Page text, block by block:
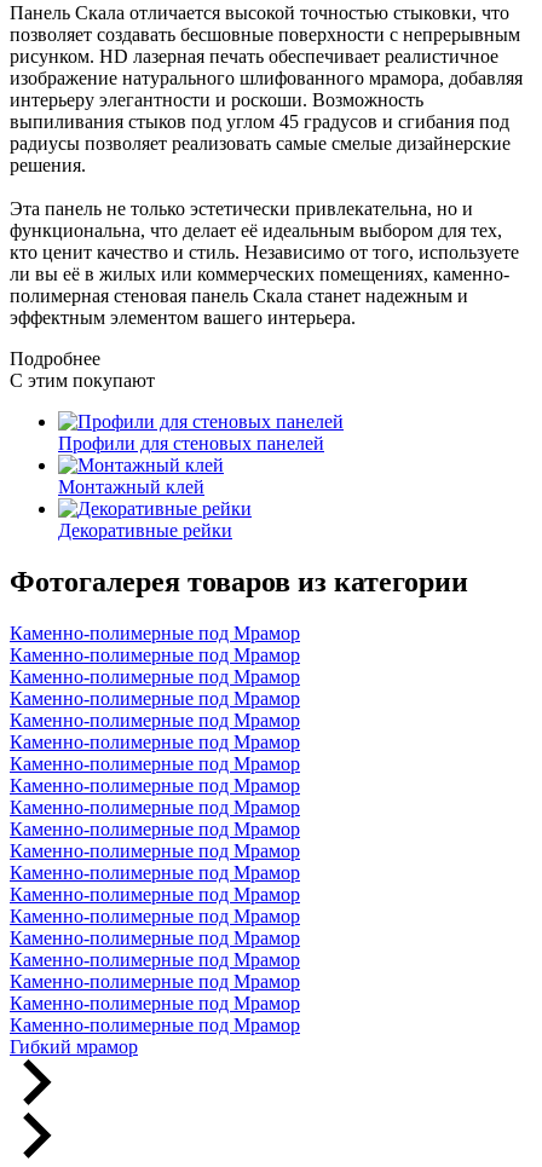
Панель Скала отличается высокой точностью стыковки, что
позволяет создавать бесшовные поверхности с непрерывным
рисунком. HD лазерная печать обеспечивает реалистичное
изображение натурального шлифованного мрамора, добавляя
интерьеру элегантности и роскоши. Возможность
выпиливания стыков под углом 45 градусов и сгибания под
радиусы позволяет реализовать самые смелые дизайнерские
решения.
Эта панель не только эстетически привлекательна, но и
функциональна, что делает её идеальным выбором для тех,
кто ценит качество и стиль. Независимо от того, используете
ли вы её в жилых или коммерческих помещениях, каменно-
полимерная стеновая панель Скала станет надежным и
эффектным элементом вашего интерьера.
Подробнее
С этим покупают
Профили для стеновых панелей
Монтажный клей
Декоративные рейки
Фотогалерея товаров из категории
Каменно-полимерные под Мрамор
Каменно-полимерные под Мрамор
Каменно-полимерные под Мрамор
Каменно-полимерные под Мрамор
Каменно-полимерные под Мрамор
Каменно-полимерные под Мрамор
Каменно-полимерные под Мрамор
Каменно-полимерные под Мрамор
Каменно-полимерные под Мрамор
Каменно-полимерные под Мрамор
Каменно-полимерные под Мрамор
Каменно-полимерные под Мрамор
Каменно-полимерные под Мрамор
Каменно-полимерные под Мрамор
Каменно-полимерные под Мрамор
Каменно-полимерные под Мрамор
Каменно-полимерные под Мрамор
Каменно-полимерные под Мрамор
Каменно-полимерные под Мрамор
Гибкий мрамор